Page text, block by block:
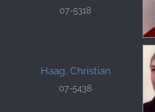
07-5318
Haag, Christian
07-5438